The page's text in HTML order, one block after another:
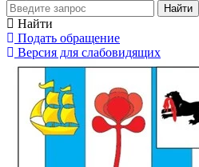
Найти
Найти
Подать обращение
Версия для слабовидящих